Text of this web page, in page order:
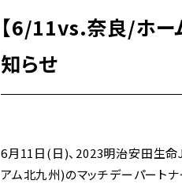
【6/11vs.奈良/ホー
知らせ
6月11日(日)、2023明治安田生命
アム北九州)のマッチデーパート